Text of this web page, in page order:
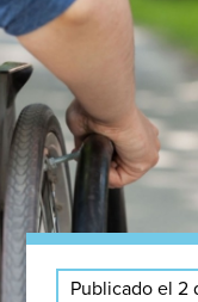
Publicado el 2